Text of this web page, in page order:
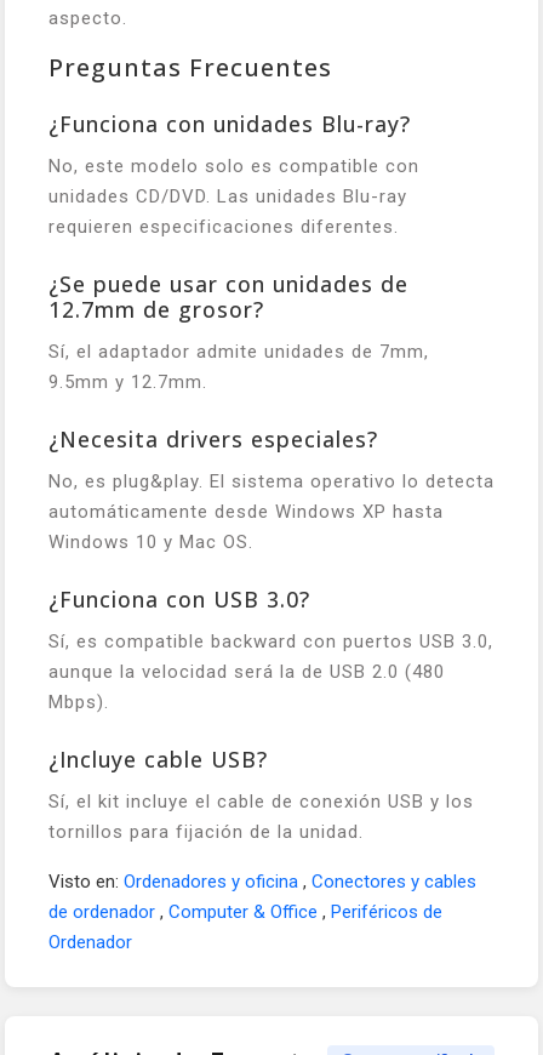
aspecto.
Preguntas Frecuentes
¿Funciona con unidades Blu-ray?
No, este modelo solo es compatible con
unidades CD/DVD. Las unidades Blu-ray
requieren especificaciones diferentes.
¿Se puede usar con unidades de
12.7mm de grosor?
Sí, el adaptador admite unidades de 7mm,
9.5mm y 12.7mm.
¿Necesita drivers especiales?
No, es plug&play. El sistema operativo lo detecta
automáticamente desde Windows XP hasta
Windows 10 y Mac OS.
¿Funciona con USB 3.0?
Sí, es compatible backward con puertos USB 3.0,
aunque la velocidad será la de USB 2.0 (480
Mbps).
¿Incluye cable USB?
Sí, el kit incluye el cable de conexión USB y los
tornillos para fijación de la unidad.
Visto en: Ordenadores y oficina , Conectores y cables
de ordenador , Computer & Office , Periféricos de
Ordenador